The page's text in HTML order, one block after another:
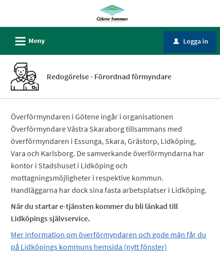
Självservice
Götene
kommun
L Meny u Logga in
Redogörelse - Förordnad förmyndare
Överförmyndaren i Götene ingår i organisationen
Överförmyndare Västra Skaraborg tillsammans med
överförmyndaren i Essunga, Skara, Grästorp, Lidköping,
Vara och Karlsborg. De samverkande överförmyndarna har
kontor i Stadshuset i Lidköping och
mottagningsmöjligheter i respektive kommun.
Handläggarna har dock sina fasta arbetsplatser i Lidköping.
När du startar e-tjänsten kommer du bli länkad till
Lidköpings självservice.
Mer information om överförmyndaren och gode män får du
på Lidköpings kommuns hemsida (nytt fönster)